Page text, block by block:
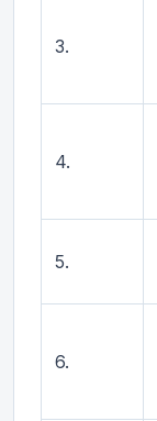
3.
4.
5.
6.